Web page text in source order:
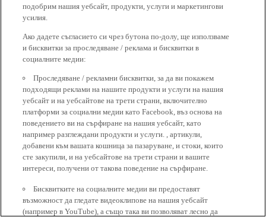
подобрим нашия уебсайт, продукти, услуги и маркетингови
усилия.
Ако дадете съгласието си чрез бутона по-долу, ще използваме
и бисквитки за проследяване / реклама и бисквитки в
социалните медии:
Проследяване / рекламни бисквитки, за да ви покажем
подходящи реклами на нашите продукти и услуги на нашия
уебсайт и на уебсайтове на трети страни, включително
платформи за социални медии като Facebook, въз основа на
поведението ви на сърфиране на нашия уебсайт, като
например разглеждани продукти и услуги. , артикули,
добавени към вашата кошница за пазаруване, и стоки, които
сте закупили, и на уебсайтове на трети страни и вашите
интереси, получени от такова поведение на сърфиране.
Бисквитките на социалните медии ви предоставят
възможност да гледате видеоклипове на нашия уебсайт
(например в YouTube), а също така ви позволяват лесно да